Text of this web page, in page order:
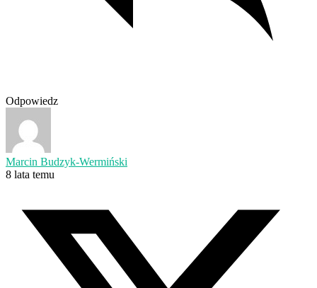
Odpowiedz
Marcin Budzyk-Wermiński
8 lata temu